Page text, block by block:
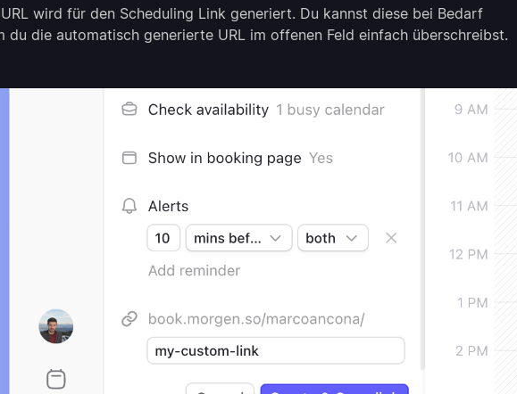
wird für den Scheduling Link generiert. Du kannst diese bei Bedarf
du die automatisch generierte URL im offenen Feld einfach überschreibst.